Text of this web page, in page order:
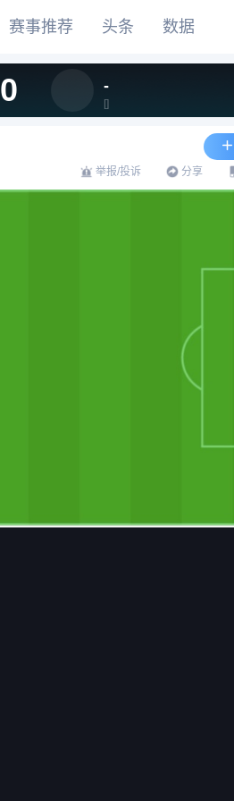
赛事推荐 头条 数据
0 -
[]
举报/投诉 分享